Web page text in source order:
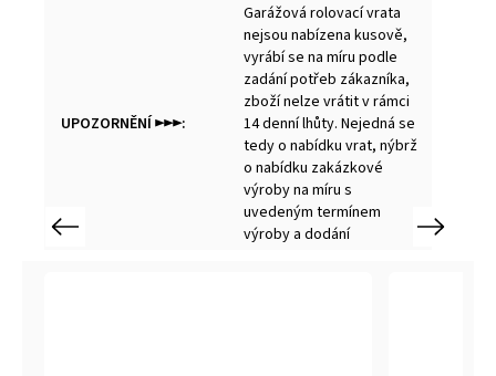
UPOZORNĚNÍ ►►►:
Garážová rolovací vrata
nejsou nabízena kusově,
vyrábí se na míru podle
zadání potřeb zákazníka,
zboží nelze vrátit v rámci
14 denní lhůty. Nejedná se
tedy o nabídku vrat, nýbrž
o nabídku zakázkové
výroby na míru s
uvedeným termínem
výroby a dodání
Previous Next